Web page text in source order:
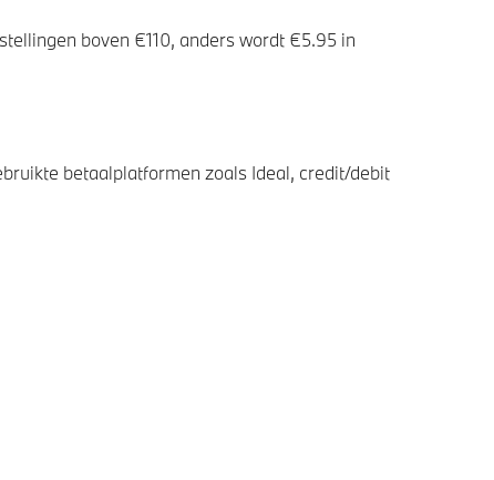
boven €110, anders wordt €5.95 in
betaalplatformen zoals Ideal, credit/debit